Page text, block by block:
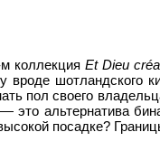
м коллекцияEt Dieu
вроде шотландского
пол своего
это альтернатива
посадке?